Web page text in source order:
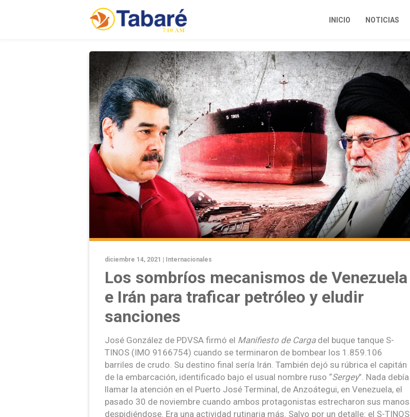
INICIO NOTICIAS
diciembre 14, 2021 | Internacionales
Los sombríos mecanismos de Venezuela
e Irán para traficar petróleo y eludir
sanciones
José González de PDVSA firmó el Manifiesto de Cargadel buque tanque S-
TINOS (IMO 9166754) cuando se terminaron de bombear los 1.859.106
barriles de crudo. Su destino final sería Irán. También dejó su rúbrica el capitán
de la embarcación, identificado bajo el usual nombre ruso “Sergey”. Nada debía
llamar la atención en el Puerto José Terminal, de Anzoátegui, en Venezuela, el
pasado 30 de noviembre cuando ambos protagonistas estrecharon sus manos
despidiéndose. Era una actividad rutinaria más. Salvo por un detalle: el S-TINOS